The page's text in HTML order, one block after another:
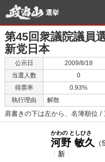
選挙
第45回衆議院議員
新党日本
公示日 2009/8/18
当選人数
0
得票率
0.93%
執行理由
解散
肩書きの下は左から、名簿順位 /
かわの としひさ
河野 敏久
（
新